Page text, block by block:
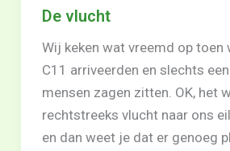
De vlucht
Wij keken wat vreemd op toen
C11 arriveerden en slechts
mensen zagen zitten. OK, het
rechtstreeks vlucht naar ons
en dan weet je dat er genoeg